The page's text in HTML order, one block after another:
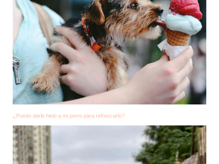
¿Puedo darle hielo a mi perro para refrescarlo?